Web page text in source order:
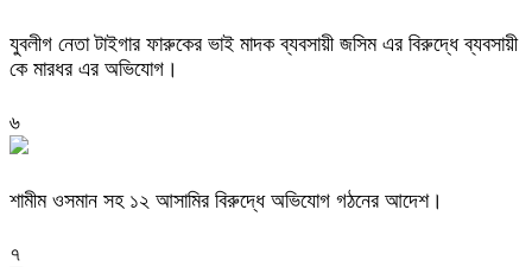
যুবলীগ নেতা টাইগার ফারুকের ভাই মাদক ব্যবসায়ী জসিম এর বিরুদ্ধে ব্যবসায়ী
কে মারধর এর অভিযোগ।
৬
শামীম ওসমান সহ ১২ আসামির বিরুদ্ধে অভিযোগ গঠনের আদেশ।
৭